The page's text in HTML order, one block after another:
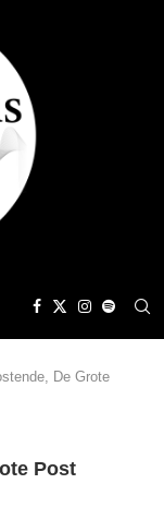
De Grote
Post